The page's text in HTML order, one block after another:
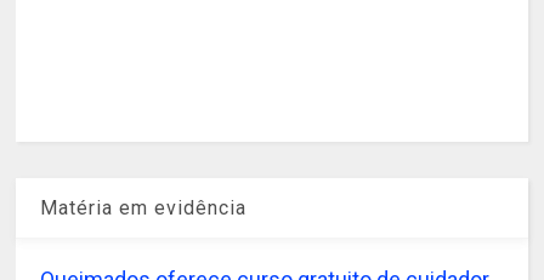
Matéria em evidência